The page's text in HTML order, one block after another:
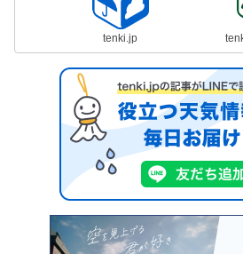
tenki.jp